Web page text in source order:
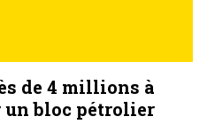
de 4 millions à
un bloc pétrolier